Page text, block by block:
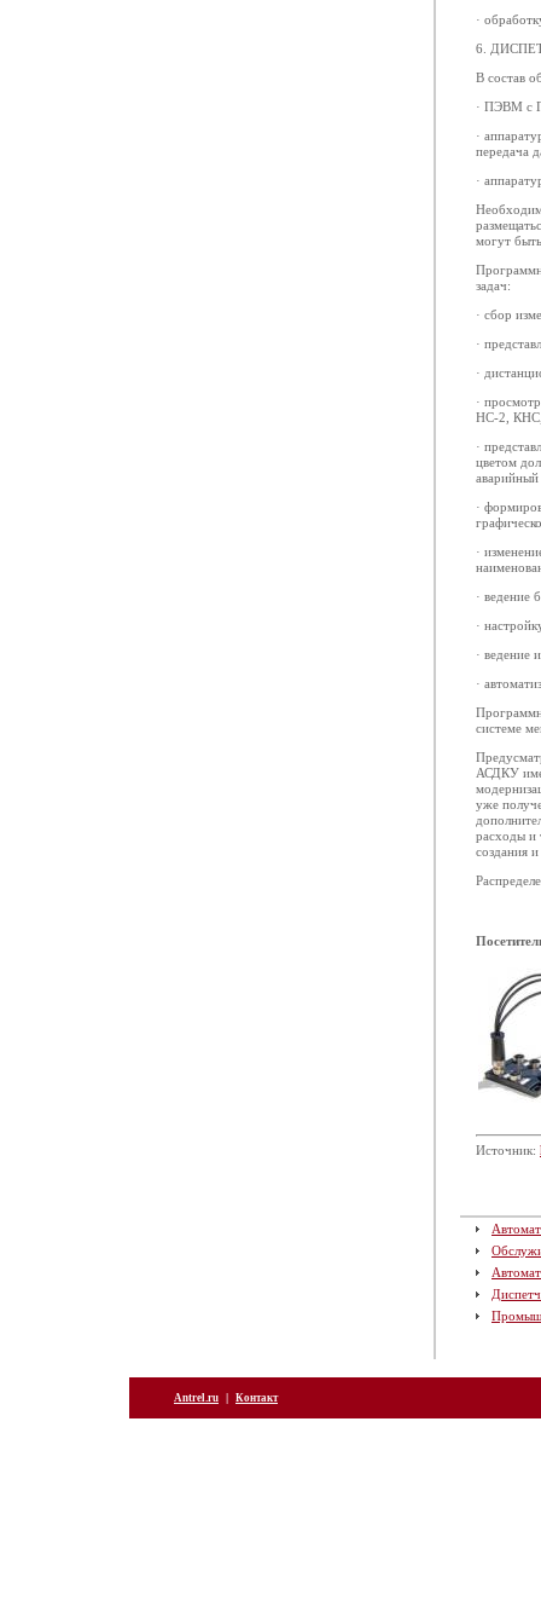
·
6.
В состав
· ПЭВМ с
·
передача
·
могут
задач:
· сбор
·
·
·
НС-2,
·
цветом
·
·
· ведение
·
· ведение
·
системе
АСДКУ
уже
расходы и
создания
Источник:
Antrel.ru | Контакт